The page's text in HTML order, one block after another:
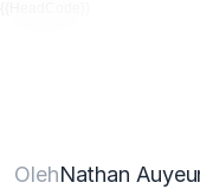
OlehNathan